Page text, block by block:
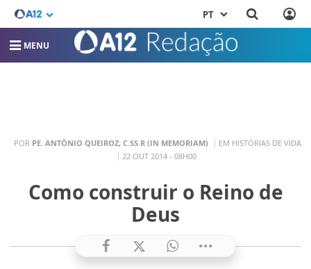
PT
MENU
POR PE. ANTÔNIO QUEIROZ, C.SS.R (IN MEMORIAM)
EM HISTÓRIAS DE VIDA
22 OUT 2014 - 08H00
Como construir o Reino de
Deus